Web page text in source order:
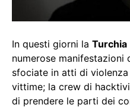
In questi giorni la Turchia
numerose manifestazioni
sfociate in atti di
vittime; la crew di
di prendere le parti dei